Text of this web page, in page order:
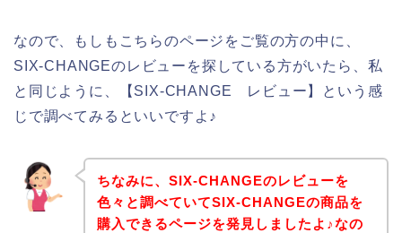
なので、もしもこちらのページをご覧の方の中に、
SIX-CHANGEのレビューを探している方がいたら、私
と同じように、【SIX-CHANGE レビュー】という感
じで調べてみるといいですよ♪
ちなみに、SIX-CHANGEのレビューを
色々と調べていてSIX-CHANGEの商品を
購入できるページを発見しましたよ♪なの